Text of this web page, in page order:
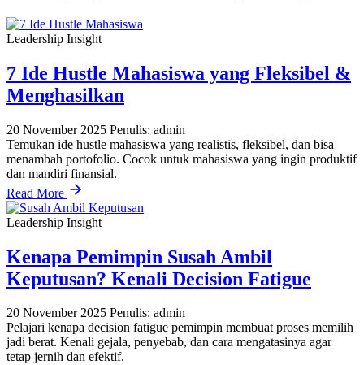
Leadership Insight
7 Ide Hustle Mahasiswa yang Fleksibel &
Menghasilkan
20 November 2025 Penulis: admin
Temukan ide hustle mahasiswa yang realistis, fleksibel, dan bisa
menambah portofolio. Cocok untuk mahasiswa yang ingin produktif
dan mandiri finansial.
Read More
Leadership Insight
Kenapa Pemimpin Susah Ambil
Keputusan? Kenali Decision Fatigue
20 November 2025 Penulis: admin
Pelajari kenapa decision fatigue pemimpin membuat proses memilih
jadi berat. Kenali gejala, penyebab, dan cara mengatasinya agar
tetap jernih dan efektif.